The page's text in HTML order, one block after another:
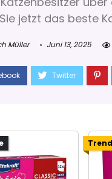
jetzt das beste
Müller Juni 13, 2025